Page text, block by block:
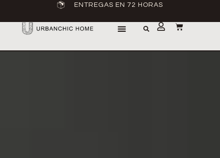
ENTREGAS EN 72 HORAS